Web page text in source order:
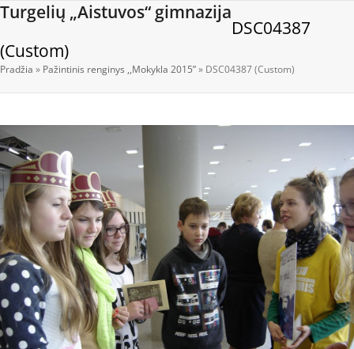
Skip
content
Turgelių „Aistuvos“ gimnazija
Open
menu
Close
menu
DSC04387
(Custom)
Pradžia » Pažintinis renginys ,,Mokykla 2015”» DSC04387 (Custom)